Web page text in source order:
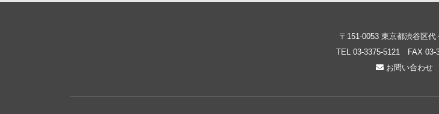
〒151-0053 東京都渋谷区代
TEL 03-3375-5121 FAX 03-
お問い合わせ